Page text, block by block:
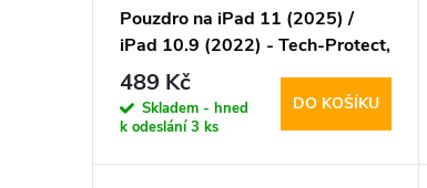
Pouzdro na iPad 11 (2025) /
iPad 10.9 (2022) - Tech-Protect,
SmartCase Hybrid Yellow
489 Kč
Skladem - hned
k odeslání3 ks
DO KOŠÍKU